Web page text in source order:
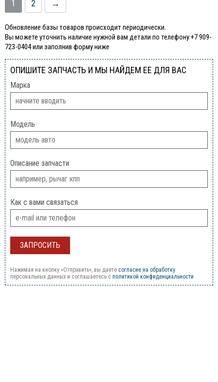
1 2 →
Обновление базы товаров происходит периодически.
Вы можете уточнить наличие нужной вам детали по телефону +7 909-
723-0404 или заполнив форму ниже
ОПИШИТЕ ЗАПЧАСТЬ И МЫ НАЙДЕМ ЕЕ ДЛЯ ВАС
Марка
Модель
Описание запчасти
Как с вами связаться
Нажимая на кнопку «Отправить», вы даете согласие на обработку
персональных данных и соглашаетесь c политикой конфиденциальности